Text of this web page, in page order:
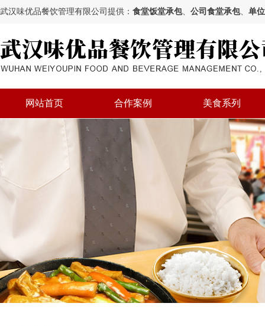
武汉味优品餐饮管理有限公司提供： 食堂饭堂承包、 公司食堂承包、 单
网站首页 合作案例 美食系列